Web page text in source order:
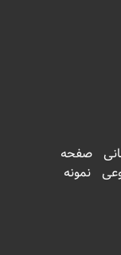
صفحه
نمونه